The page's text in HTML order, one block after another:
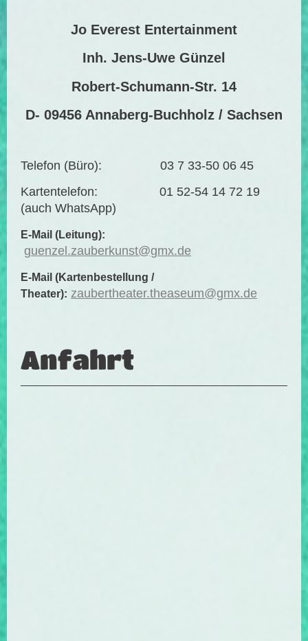
Jo Everest Entertainment
Inh. Jens-Uwe Günzel
Robert-Schumann-Str. 14
D- 09456 Annaberg-Buchholz / Sachsen
Telefon (Büro): 03 7 33-50 06 45
Kartentelefon: 01 52-54 14 72 19
(auch WhatsApp)
E-Mail (Leitung):
guenzel.zauberkunst@gmx.de
E-Mail (Kartenbestellung /
Theater): zaubertheater.theaseum@gmx.de
Anfahrt